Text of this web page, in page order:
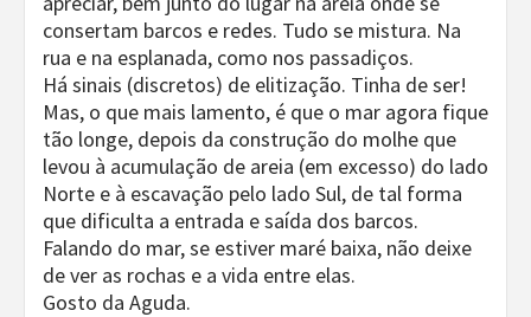
consertam barcos e redes. Tudo se mistura. Na
rua e na esplanada, como nos passadiços.
Há sinais (discretos) de elitização. Tinha de ser!
Mas, o que mais lamento, é que o mar agora fique
tão longe, depois da construção do molhe que
levou à acumulação de areia (em excesso) do lado
Norte e à escavação pelo lado Sul, de tal forma
que dificulta a entrada e saída dos barcos.
Falando do mar, se estiver maré baixa, não deixe
de ver as rochas e a vida entre elas.
Gosto da Aguda.